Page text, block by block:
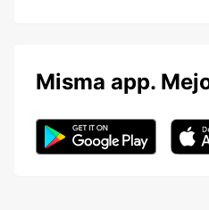
Misma app.